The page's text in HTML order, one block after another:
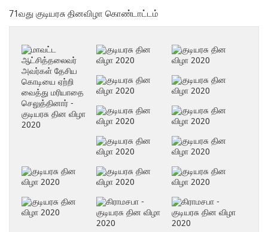
71வது குடியரசு தினவிழா கொண்டாட்டம்